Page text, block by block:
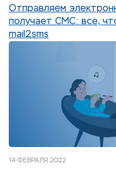
Отправляем
получает СМС: все,
mail2sms
14 ФЕВРАЛЯ 2022